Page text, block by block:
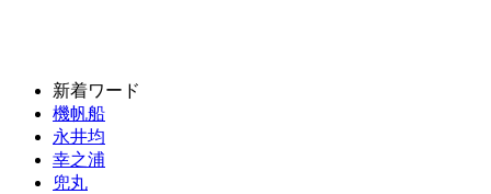
新着ワード
機帆船
永井均
幸之浦
兜丸